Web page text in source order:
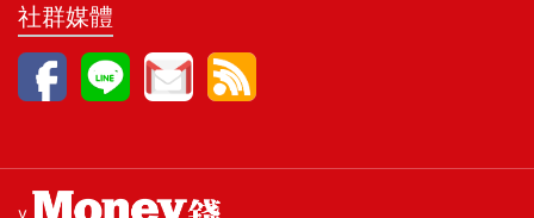
社群媒體
v